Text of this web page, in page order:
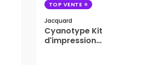
TOP VENTE
Jacquard
Cyanotype Kit
d'impression